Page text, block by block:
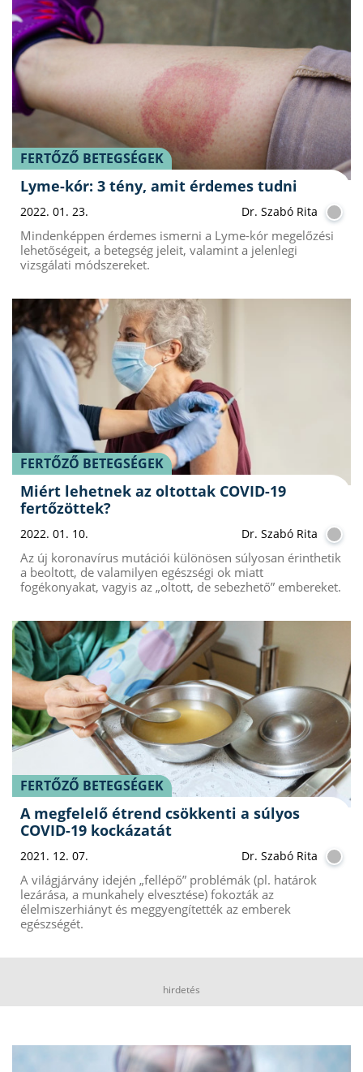
FERTŐZŐ BETEGSÉGEK
Lyme-kór: 3 tény, amit érdemes tudni
2022. 01. 23. Dr. Szabó Rita
Mindenképpen érdemes ismerni a Lyme-kór megelőzési
lehetőségeit, a betegség jeleit, valamint a jelenlegi
vizsgálati módszereket.
FERTŐZŐ BETEGSÉGEK
Miért lehetnek az oltottak COVID-19
fertőzöttek?
2022. 01. 10. Dr. Szabó Rita
Az új koronavírus mutációi különösen súlyosan érinthetik
a beoltott, de valamilyen egészségi ok miatt
fogékonyakat, vagyis az „oltott, de sebezhető” embereket.
FERTŐZŐ BETEGSÉGEK
A megfelelő étrend csökkenti a súlyos
COVID-19 kockázatát
2021. 12. 07. Dr. Szabó Rita
A világjárvány idején „fellépő” problémák (pl. határok
lezárása, a munkahely elvesztése) fokozták az
élelmiszerhiányt és meggyengítették az emberek
egészségét.
hirdetés